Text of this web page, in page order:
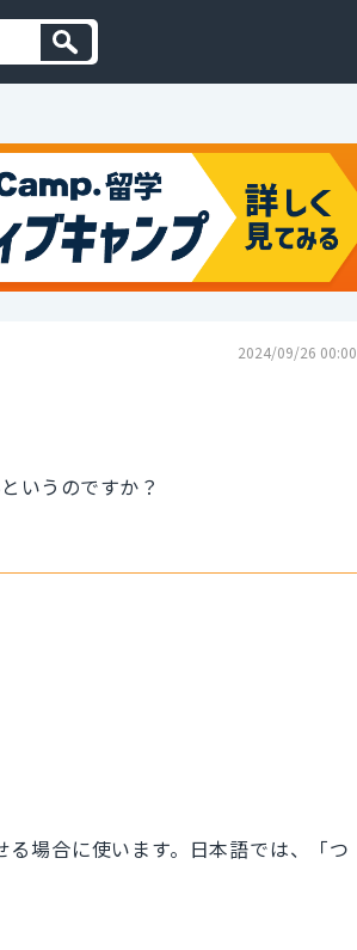
2024/09/26 00:00
いうのですか？
場合に使います。日本語では、「つ